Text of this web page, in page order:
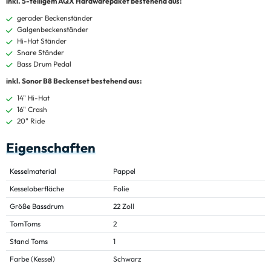
gerader Beckenständer
Galgenbeckenständer
Hi-Hat Ständer
Snare Ständer
Bass Drum Pedal
inkl. Sonor B8 Beckenset bestehend aus:
14" Hi-Hat
16" Crash
20" Ride
Eigenschaften
Kesselmaterial
Pappel
Kesseloberfläche
Folie
Größe Bassdrum
22 Zoll
TomToms
2
Stand Toms
1
Farbe (Kessel)
Schwarz